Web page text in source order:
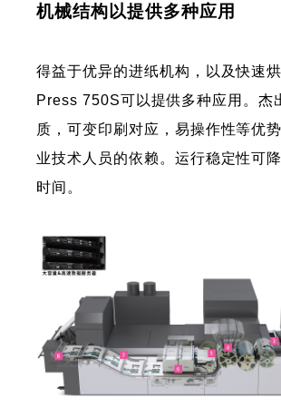
机械结构以提供多种应用
得益于优异的进纸机构，以及快速
Press 750S可以提供多种应用。杰
质，可变印刷对应，易操作性等优
业技术人员的依赖。运行稳定性可
时间。